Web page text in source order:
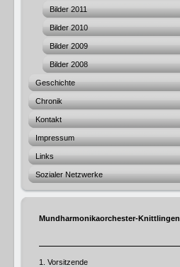
Bilder 2011
Bilder 2010
Bilder 2009
Bilder 2008
Geschichte
Chronik
Kontakt
Impressum
Links
Sozialer Netzwerke
Mundharmonikaorchester-Knittlingen
1. Vorsitzende